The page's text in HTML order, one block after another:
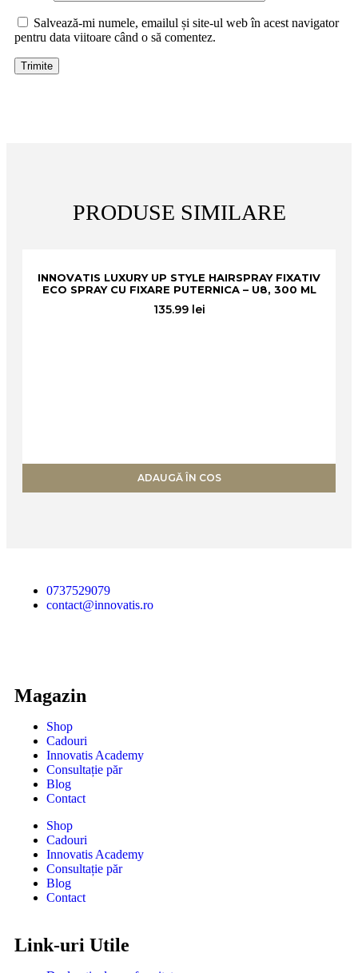
Salvează-mi numele, emailul și site-ul web în acest navigator
pentru data viitoare când o să comentez.
PRODUSE SIMILARE
INNOVATIS LUXURY UP STYLE HAIRSPRAY FIXATIV
ECO SPRAY CU FIXARE PUTERNICA – U8, 300 ML
135.99 lei
ADAUGĂ ÎN COS
0737529079
contact@innovatis.ro
Magazin
Shop
Cadouri
Innovatis Academy
Consultație păr
Blog
Contact
Shop
Cadouri
Innovatis Academy
Consultație păr
Blog
Contact
Link-uri Utile